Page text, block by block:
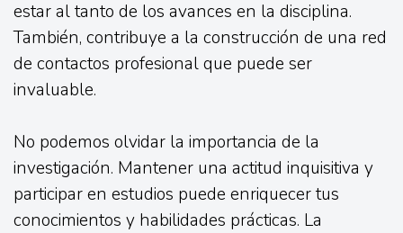
estar al tanto de los avances en la disciplina.
También, contribuye a la construcción de una red
de contactos profesional que puede ser
invaluable.
No podemos olvidar la importancia de la
investigación. Mantener una actitud inquisitiva y
participar en estudios puede enriquecer tus
conocimientos y habilidades prácticas. La